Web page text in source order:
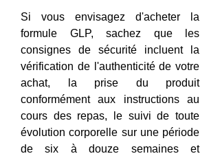
Si vous envisagez d'acheter la
formule GLP, sachez que les
consignes de sécurité incluent la
vérification de l'authenticité de votre
achat, la prise du produit
conformément aux instructions au
cours des repas, le suivi de toute
évolution corporelle sur une période
de six à douze semaines et